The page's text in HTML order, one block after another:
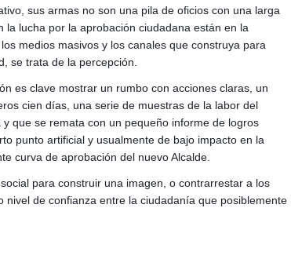
sus armas no son una pila de oficios con una larga
lucha por la aprobación ciudadana están en la
medios masivos y los canales que construya para
se trata de la percepción.
es clave mostrar un rumbo con acciones claras, un
cien días, una serie de muestras de la labor del
que se remata con un pequeño informe de logros
punto artificial y usualmente de bajo impacto en la
curva de aprobación del nuevo Alcalde.
para construir una imagen, o contrarrestar a los
de confianza entre la ciudadanía que posiblemente